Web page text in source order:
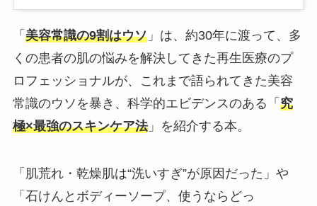
「 美容常識の9割はウソ」は、約30年に渡って、多
くの患者の肌の悩みを解決してきた再生医療のプ
ロフェッショナルが、これまで語られてきた美容
常識のウソを暴き、科学的エビデンスのある「 究
極×最強のスキンケア法」を紹介する本。
「肌荒れ・乾燥肌は“洗いすぎ”が原因だった」や
「石けんとボディーソープ、使うならどっ